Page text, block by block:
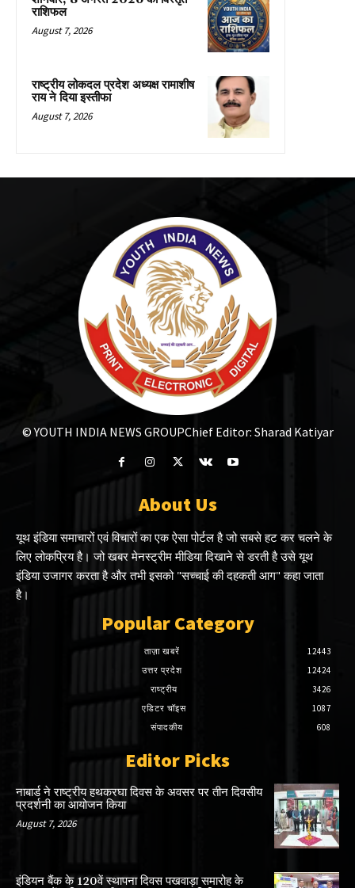
राशिफल
August 7, 2026
राष्ट्रीय लोकदल प्रदेश अध्यक्ष रामाशीष
राय ने दिया इस्तीफा
August 7, 2026
© YOUTH INDIA NEWS GROUPChief Editor: Sharad Katiyar
About Us
यूथ इंडिया समाचारों एवं विचारों का एक ऐसा पोर्टल है जो सबसे हट कर चलने के
लिए लोकप्रिय है। जो खबर मेनस्ट्रीम मीडिया दिखाने से डरती है उसे यूथ
इंडिया उजागर करता है और तभी इसको "सच्चाई की दहकती आग" कहा जाता
है।
Popular Category
ताज़ा खबरें
12443
उत्तर प्रदेश
12424
राष्ट्रीय
3426
एडिटर चॉइस
1087
संपादकीय
608
Editor Picks
नाबार्ड ने राष्ट्रीय हथकरघा दिवस के अवसर पर तीन दिवसीय
प्रदर्शनी का आयोजन किया
August 7, 2026
इंडियन बैंक के 120वें स्थापना दिवस पखवाड़ा समारोह के